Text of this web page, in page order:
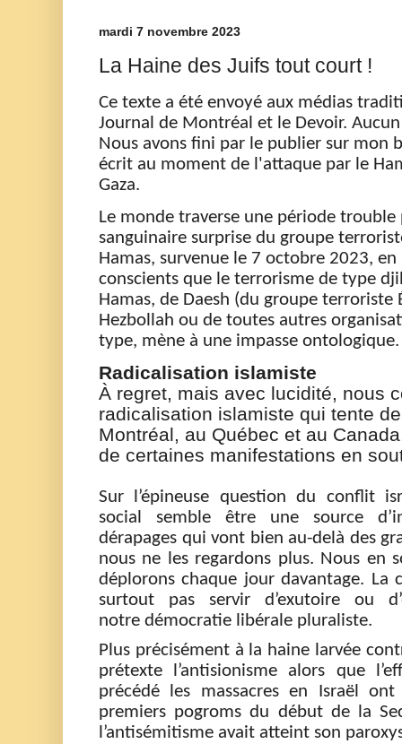
mardi 7 novembre 2023
La Haine des Juifs tout court !
Ce texte a été envoyé aux médias
Journal de Montréal et le Devoir.
Nous avons fini par le publier sur mon
écrit au moment de l'attaque par le
Gaza.
Le monde traverse une période trouble
sanguinaire surprise du groupe
Hamas, survenue le 7 octobre 2023, en
conscients que le terrorisme de type
Hamas, de Daesh (du groupe terroriste
Hezbollah ou de toutes autres
type, mène à une impasse
Radicalisation islamiste
À regret, mais avec lucidité, nous
radicalisation islamiste qui tente
Montréal, au Québec et au Canada
de certaines manifestations en
Sur l’épineuse question du conflit
social semble être une source
dérapages qui vont bien au-delà des
nous ne les regardons plus. Nous en
déploronschaque jourdavantage. La
surtout pas servir d’exutoire ou
notre démocratie libérale pluraliste.
Plus précisément à la haine larvée
prétexte l’antisionisme alors que
précédé les massacres en Israël ont
premiers pogroms du début de la
l’antisémitisme avait atteint son